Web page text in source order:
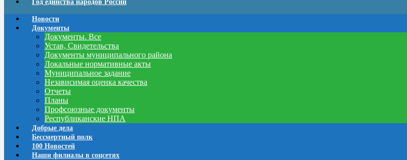
Год единства народов России
Новости
Документы
Документы. Все
Устав, Свидетельства
Документы муниципального района
Локальные нормативные акты
Муниципальное задание
Независимая оценка качества
Отчеты
Планы
Профсоюзные документы
Республиканские НПА
Добрые дела
Бессмертный полк
100 Новостей
Наши филиалы в соцсетях